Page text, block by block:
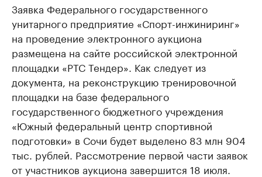
Заявка Федерального государственного
унитарного предприятие «Спорт-инжиниринг»
на проведение электронного аукциона
размещена на сайте российской электронной
площадки «РТС Тендер». Как следует из
документа, на реконструкцию тренировочной
площадки на базе федерального
государственного бюджетного учреждения
«Южный федеральный центр спортивной
подготовки» в Сочи будет выделено 83 млн 904
тыс. рублей. Рассмотрение первой части заявок
от участников аукциона завершится 18 июля.